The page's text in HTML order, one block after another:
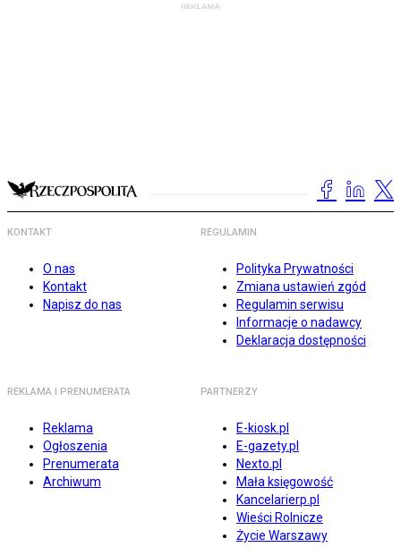
KONTAKT
O nas
Kontakt
Napisz do nas
REGULAMIN
Polityka Prywatności
Zmiana ustawień zgód
Regulamin serwisu
Informacje o nadawcy
Deklaracja dostępności
REKLAMA I PRENUMERATA
Reklama
Ogłoszenia
Prenumerata
Archiwum
PARTNERZY
E-kiosk.pl
E-gazety.pl
Nexto.pl
Mała księgowość
Kancelarierp.pl
Wieści Rolnicze
Życie Warszawy